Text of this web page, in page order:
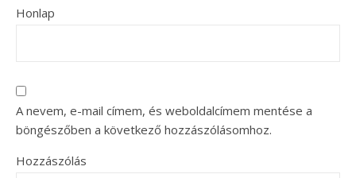
Honlap
A nevem, e-mail címem, és weboldalcímem mentése a
böngészőben a következő hozzászólásomhoz.
Hozzászólás